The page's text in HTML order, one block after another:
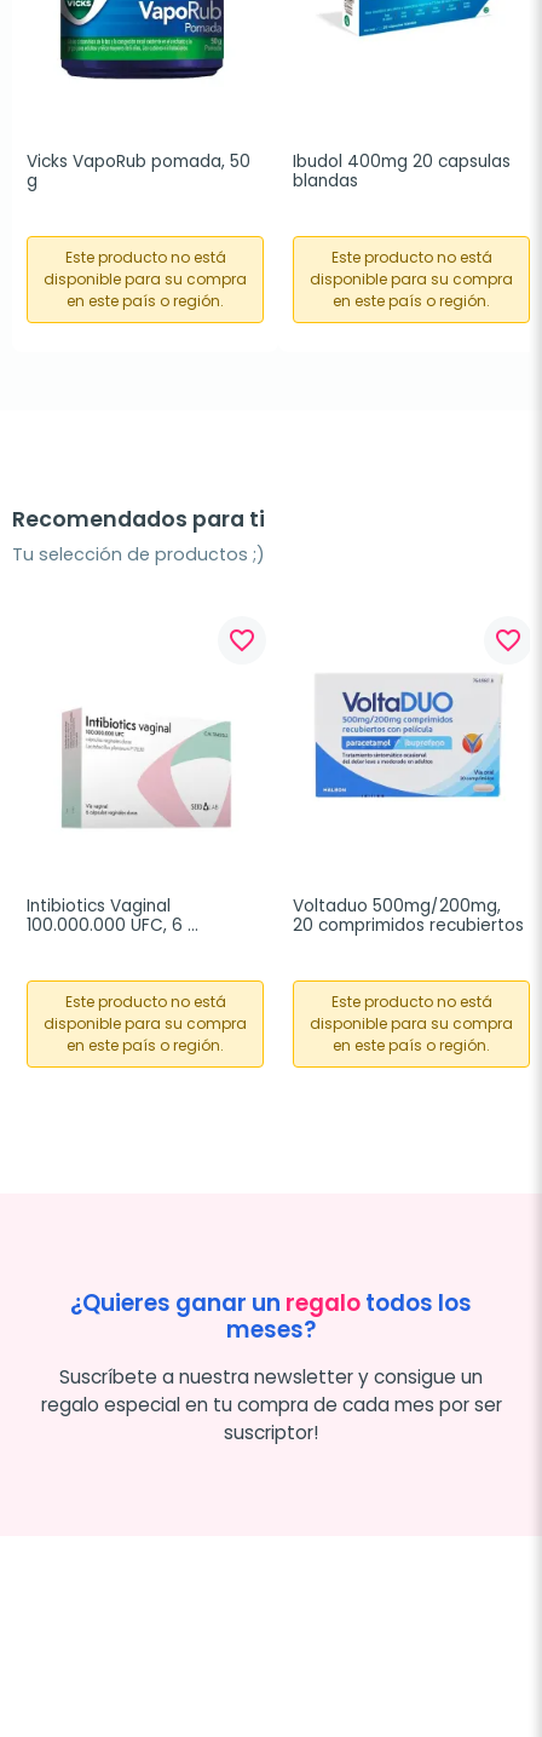
Vicks VapoRub pomada, 50
g
Este producto no está
disponible para su compra
en este país o región.
Ibudol 400mg 20 capsulas
blandas
Este producto no está
disponible para su compra
en este país o región.
Recomendados para ti
Tu selección de productos ;)
favorite_border
Intibiotics Vaginal
100.000.000 UFC, 6
Este producto no está
disponible para su compra
en este país o región.
favorite_border
Voltaduo 500mg/200mg,
20 comprimidos recubiertos
Este producto no está
disponible para su compra
en este país o región.
¿Quieres ganar un regalotodos los
meses?
Suscríbete a nuestra newsletter y consigue un
regalo especial en tu compra de cada mes por ser
suscriptor!